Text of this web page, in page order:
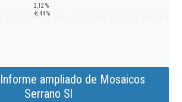
2,12 %
-8,44 %
ampliado de Mosaicos
Serrano Sl